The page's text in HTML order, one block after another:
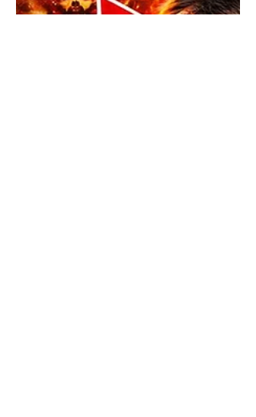
age dentro de sua mente, transforma,